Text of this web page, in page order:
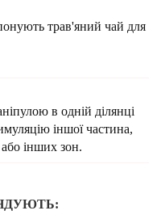
трав'яний чай для
в одній ділянці
іншої частина,
інших зон.